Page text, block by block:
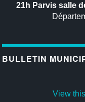
21h Parvis salle
BULLETIN
View